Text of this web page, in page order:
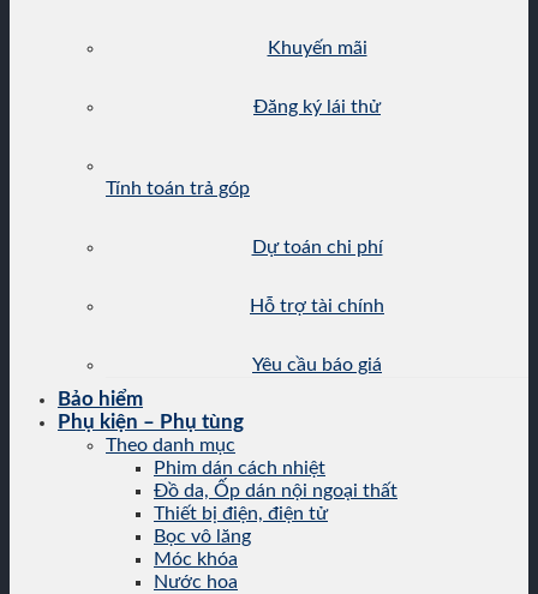
Khuyến mãi
Đăng ký lái thử
Tính toán trả góp
Dự toán chi phí
Hỗ trợ tài chính
Yêu cầu báo giá
Bảo hiểm
Phụ kiện – Phụ tùng
Theo danh mục
Phim dán cách nhiệt
Đồ da, Ốp dán nội ngoại thất
Thiết bị điện, điện tử
Bọc vô lăng
Móc khóa
Nước hoa